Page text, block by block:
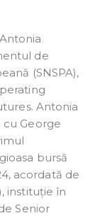
de
(SNSPA),
Antonia
cu George
bursă
acordată de
instituție în
Senior